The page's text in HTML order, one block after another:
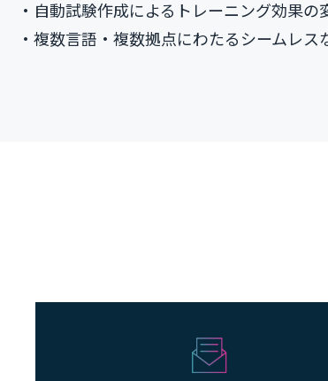
・自動試験作成によるトレーニング効果の
・複数言語・複数拠点にわたるシームレス